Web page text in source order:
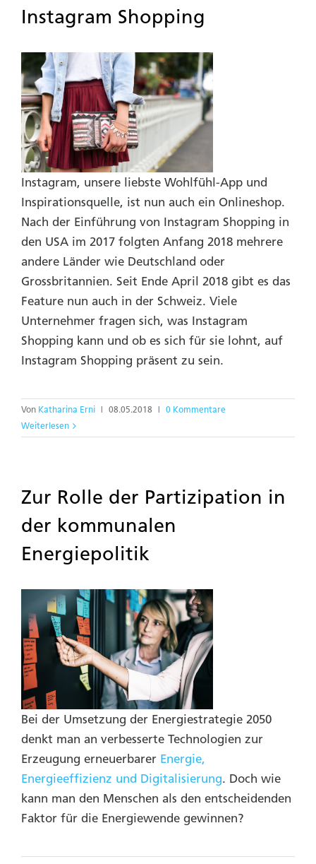
Instagram Shopping
Instagram, unsere liebste Wohlfühl-App und
Inspirationsquelle, ist nun auch ein Onlineshop.
Nach der Einführung von Instagram Shopping in
den USA im 2017 folgten Anfang 2018 mehrere
andere Länder wie Deutschland oder
Grossbritannien. Seit Ende April 2018 gibt es das
Feature nun auch in der Schweiz. Viele
Unternehmer fragen sich, was Instagram
Shopping kann und ob es sich für sie lohnt, auf
Instagram Shopping präsent zu sein.
Von Katharina Erni 08.05.2018
0 Kommentare
Weiterlesen
Zur Rolle der Partizipation in
der kommunalen
Energiepolitik
Bei der Umsetzung der Energiestrategie 2050
denkt man an verbesserte Technologien zur
Erzeugung erneuerbarer Energie,
Energieeffizienz und Digitalisierung. Doch wie
kann man den Menschen als den entscheidenden
Faktor für die Energiewende gewinnen?